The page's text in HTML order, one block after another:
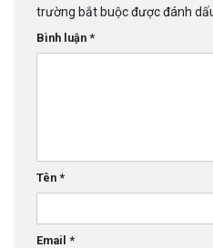
trường bắt buộc được đánh
Bình luận *
Tên *
Email *